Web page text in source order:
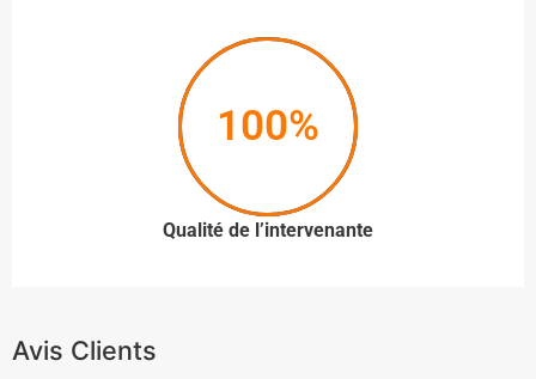
100%
Qualité de l’intervenante
Avis Clients